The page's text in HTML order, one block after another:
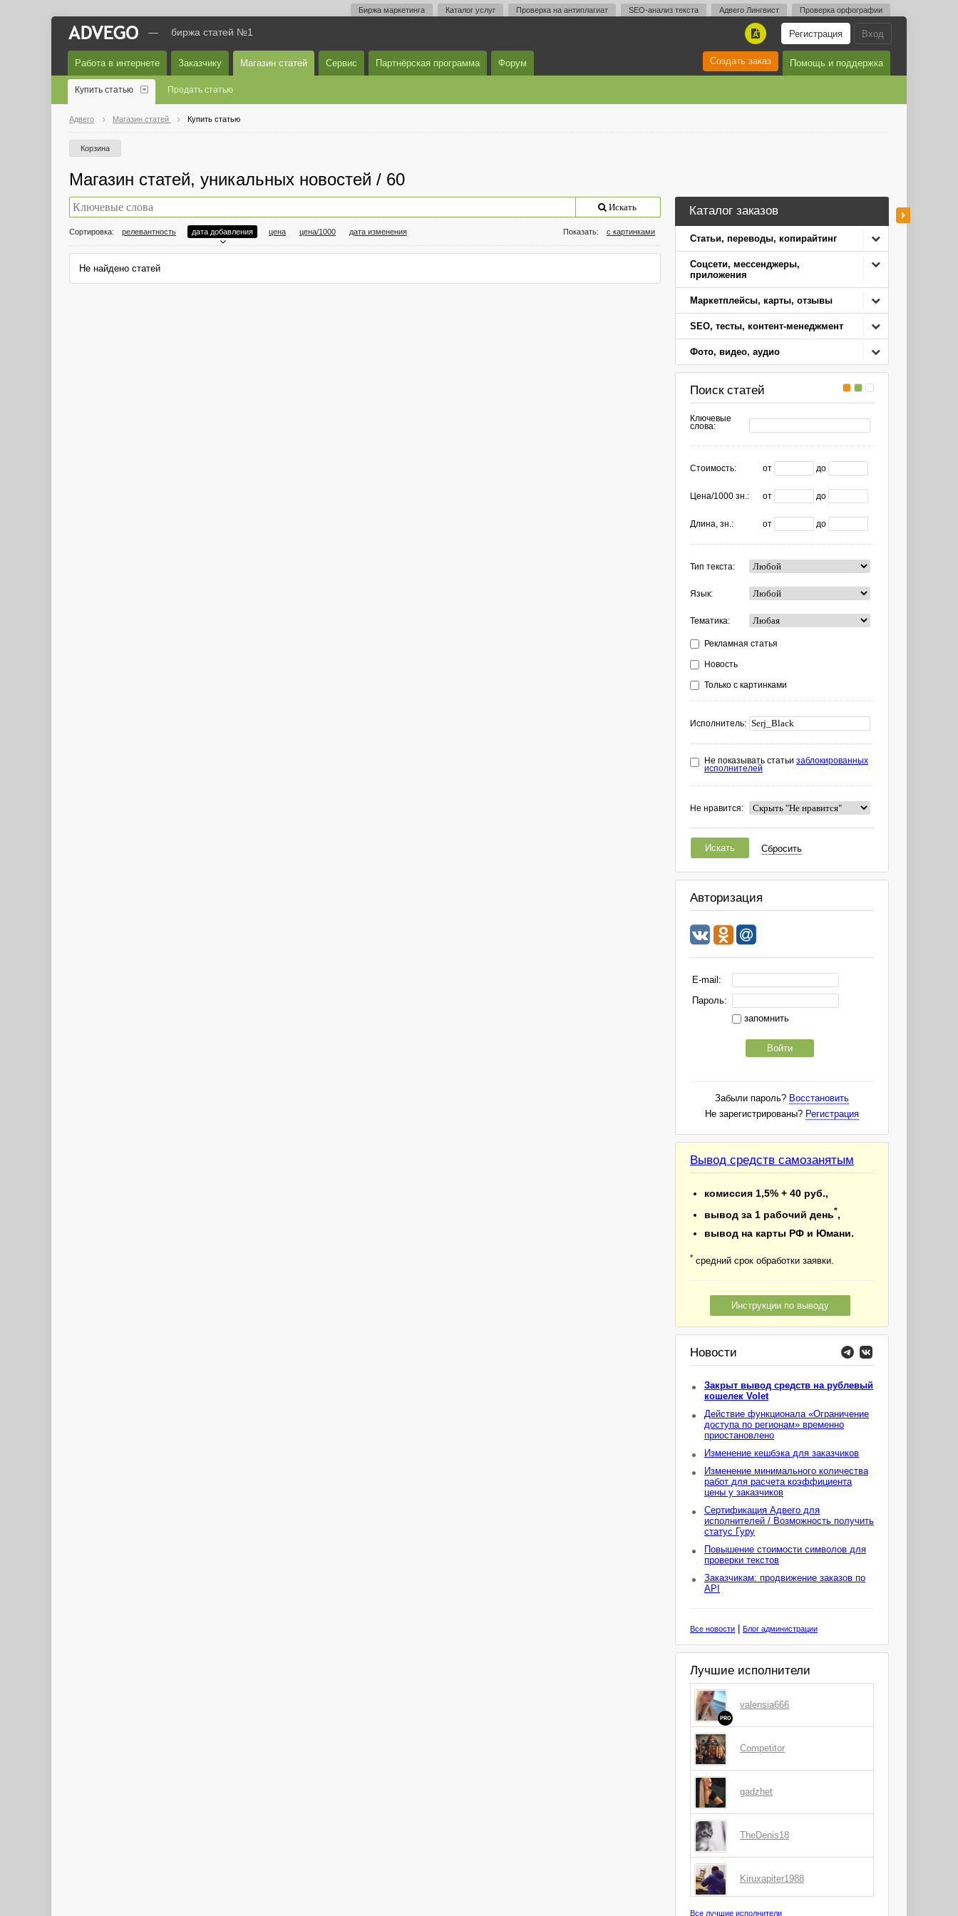
Биржа маркетинга Каталог услуг Проверка на антиплагиат SEO-анализ текста Адвего Лингвист Проверка орфографии
Вход
Регистрация
A
— биржа статей №1
Работа в интернете Заказчику Магазин статей Сервис Партнёрская программа Форум Помощь и поддержка
Создать заказ
Купить статью Продать статью
Адвего Магазин статей Купить статью
Корзина
Магазин статей, уникальных новостей / 60
Каталог заказов
Статьи, переводы, копирайтинг
Соцсети, мессенджеры,
приложения
Маркетплейсы, карты, отзывы
SEO, тесты, контент-менеджмент
Фото, видео, аудио
Поиск статей
Ключевые
слова:
Стоимость: от до
Цена/1000 зн.: от до
Длина, зн.: от до
Тип текста:
Язык:
Тематика:
Рекламная статья
Новость
Только с картинками
Исполнитель:
Не показывать статьи заблокированных
исполнителей
Не нравится:
Искать Сбросить
Авторизация
E-mail:
Пароль:
запомнить
Войти
Забыли пароль? Восстановить
Не зарегистрированы? Регистрация
Вывод средств самозанятым
комиссия 1,5% + 40 руб.,
вывод за 1 рабочий день*,
вывод на карты РФ и Юмани.
* средний срок обработки заявки.
Инструкции по выводу
Новости
Закрыт вывод средств на рублевый
кошелек Volet
Действие функционала «Ограничение
доступа по регионам» временно
приостановлено
Изменение кешбэка для заказчиков
Изменение минимального количества
работ для расчета коэффициента
цены у заказчиков
Сертификация Адвего для
исполнителей / Возможность получить
статус Гуру
Повышение стоимости символов для
проверки текстов
Заказчикам: продвижение заказов по
API
Все новости Блог администрации
Лучшие исполнители
PRO
valensia666
Competitor
gadzhet
TheDenis18
Kiruxapiter1988
Все лучшие исполнители
Искать
Показать: с картинками
Сортировка: релевантность дата добавления цена цена/1000 дата изменения
Не найдено статей